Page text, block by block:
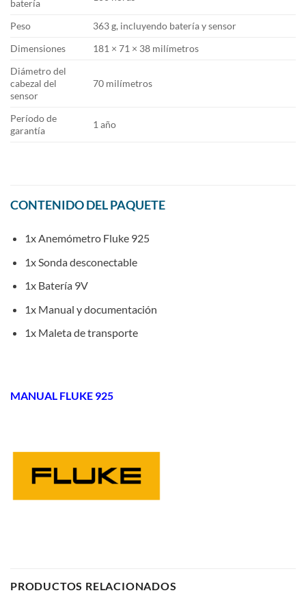
batería
Peso
363 g, incluyendo batería y sensor
Dimensiones
181 × 71 × 38 milímetros
Diámetro del
cabezal del
sensor
70 milímetros
Período de
garantía
1 año
CONTENIDO DEL PAQUETE
1x Anemómetro Fluke 925
1x Sonda desconectable
1x Batería 9V
1x Manual y documentación
1x Maleta de transporte
MANUAL FLUKE 925
PRODUCTOS RELACIONADOS